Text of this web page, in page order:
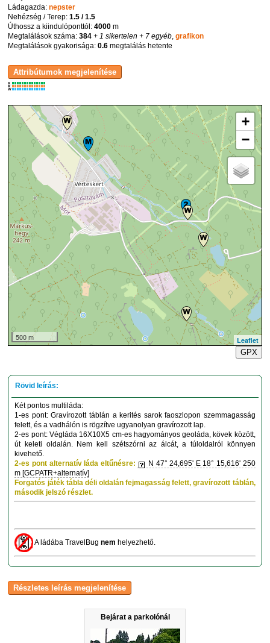
Bejárat a parkolónál
Ládagazda:nepster
Nehézség / Terep:1.5 / 1.5
Úthossz a kiindulóponttól:4000 m
Megtalálások száma:384 + 1 sikertelen + 7 egyéb,grafikon
Megtalálások gyakorisága:0.6 megtalálás hetente
K
R
W
+
−
500 m
Leaflet
GPX
Két pontos multiláda:
1-es pont: Gravírozott táblán a kerités sarok faoszlopon szemmagasság
felett, és a vadhálón is rögzítve ugyanolyan gravírozott lap.
2-es pont: Végláda 16X10X5 cm-es hagyományos geoláda, kövek között,
út keleti oldalán. Nem kell szétszórni az álcát, a túloldalról könnyen
kivehető.
2-es pont alternatív láda eltűnésre:
N 47° 24,695' E 18° 15,616' 250
m [GCPATR+alternatív]
Forgatós játék tábla déli oldalán fejmagasság felett, gravírozott táblán,
második jelszó részlet.
A ládába TravelBugnem helyezhető.